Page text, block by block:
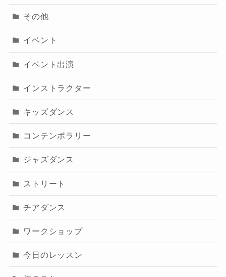
その他
イベント
イベント出演
インストラクター
キッズダンス
コンテンポラリー
ジャズダンス
ストリート
チアダンス
ワークショップ
今日のレッスン